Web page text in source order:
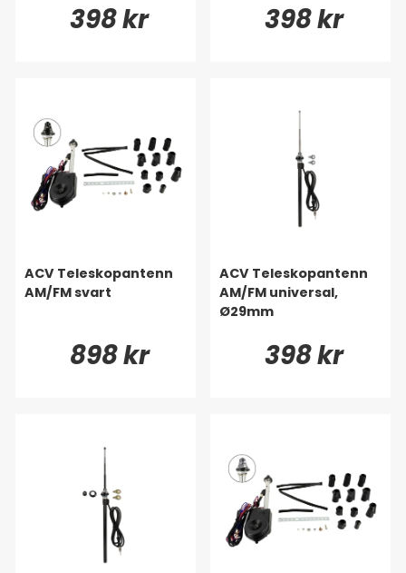
398 kr 398 kr
ACV Teleskopantenn
AM/FM svart
898 kr
ACV Teleskopantenn
AM/FM universal,
Ø29mm
398 kr